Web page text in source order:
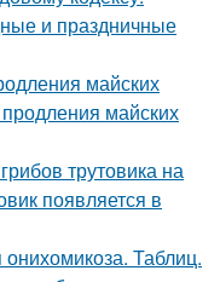
и праздничные
майских
майских
трутовика на
появляется в
Таблиц.